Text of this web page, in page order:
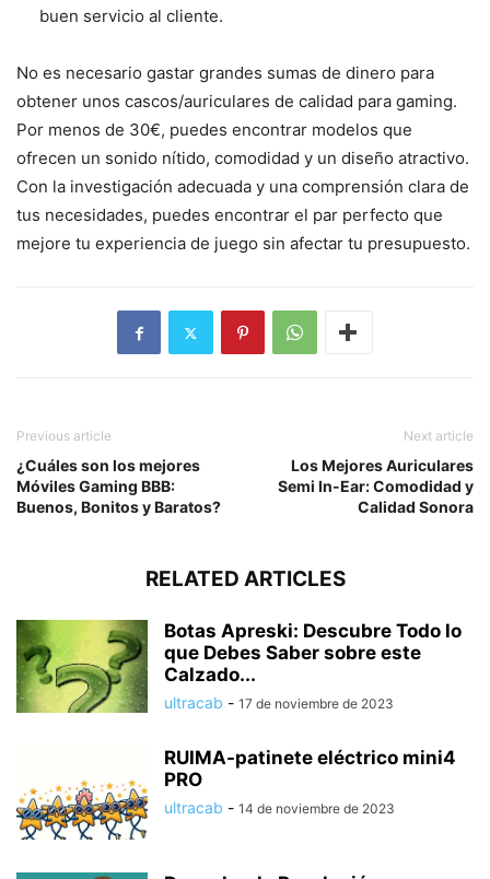
buen servicio al cliente.
No es necesario gastar grandes sumas de dinero para
obtener unos cascos/auriculares de calidad para gaming.
Por menos de 30€, puedes encontrar modelos que
ofrecen un sonido nítido, comodidad y un diseño atractivo.
Con la investigación adecuada y una comprensión clara de
tus necesidades, puedes encontrar el par perfecto que
mejore tu experiencia de juego sin afectar tu presupuesto.
Previous article
¿Cuáles son los mejores
Móviles Gaming BBB:
Buenos, Bonitos y Baratos?
Next article
Los Mejores Auriculares
Semi In-Ear: Comodidad y
Calidad Sonora
RELATED ARTICLES
Botas Apreski: Descubre Todo lo
que Debes Saber sobre este
Calzado...
ultracab - 17 de noviembre de 2023
RUIMA-patinete eléctrico mini4
PRO
ultracab - 14 de noviembre de 2023